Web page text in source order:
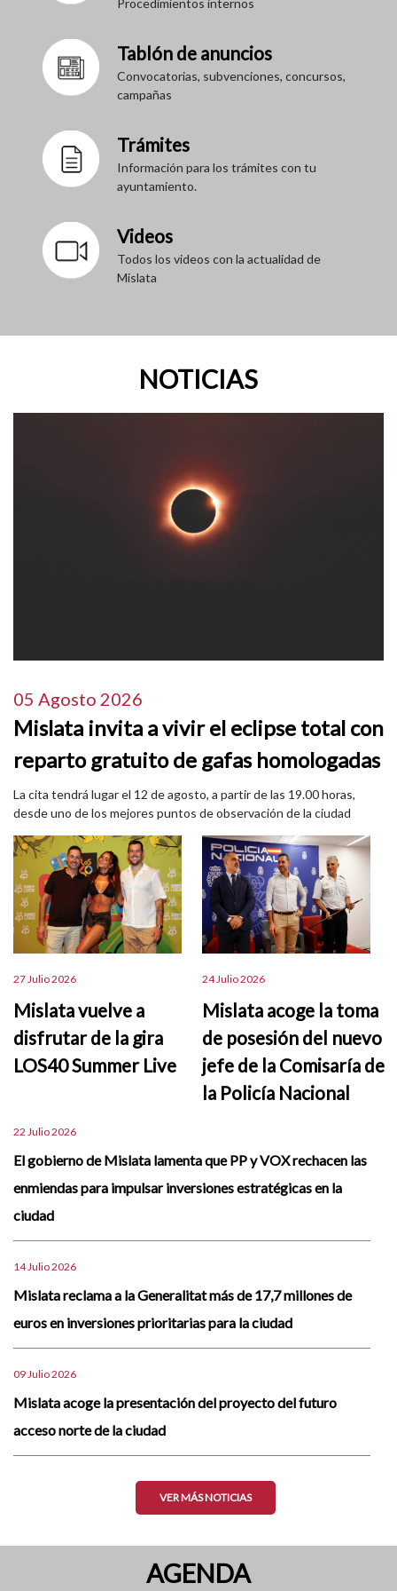
Tablón de anuncios
Convocatorias, subvenciones, concursos,
campañas
Trámites
Información para los trámites con tu
ayuntamiento.
Videos
Todos los videos con la actualidad de
Mislata
NOTICIAS
05 Agosto 2026
Mislata invita a vivir el eclipse total con
reparto gratuito de gafas homologadas
La cita tendrá lugar el 12 de agosto, a partir de las 19.00 horas,
desde uno de los mejores puntos de observación de la ciudad
27 Julio 2026
Mislata vuelve a
disfrutar de la gira
LOS40 Summer Live
24 Julio 2026
Mislata acoge la toma
de posesión del nuevo
jefe de la Comisaría de
la Policía Nacional
22 Julio 2026
El gobierno de Mislata lamenta que PP y VOX rechacen las
enmiendas para impulsar inversiones estratégicas en la
ciudad
14 Julio 2026
Mislata reclama a la Generalitat más de 17,7 millones de
euros en inversiones prioritarias para la ciudad
09 Julio 2026
Mislata acoge la presentación del proyecto del futuro
acceso norte de la ciudad
VER MÁS NOTICIAS
AGENDA